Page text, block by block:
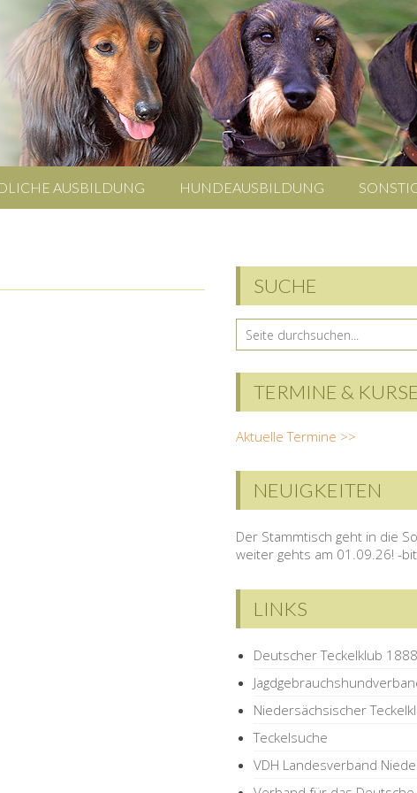
AUSBILDUNG HUNDEAUSBILDUNG
SUCHE
TERMINE & KURSE
Aktuelle Termine >>
NEUIGKEITEN
Der Stammtisch geht in die
weiter gehts am 01.09.26! -
LINKS
Deutscher Teckelklub
Niedersächsischer
Teckelsuche
VDH Landesverband